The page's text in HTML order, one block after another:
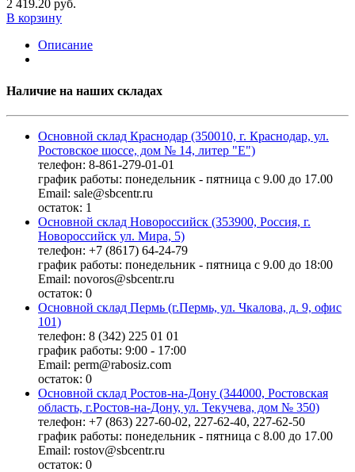
2 419.20 руб.
В корзину
Описание
Наличие на наших складах
Основной склад Краснодар (350010, г. Краснодар, ул.
Ростовское шоссе, дом № 14, литер "Е")
телефон: 8-861-279-01-01
график работы: понедельник - пятница с 9.00 до 17.00
Email: sale@sbcentr.ru
остаток: 1
Основной склад Новороссийск (353900, Россия, г.
Новороссийск ул. Мира, 5)
телефон: +7 (8617) 64-24-79
график работы: понедельник - пятница с 9.00 до 18:00
Email: novoros@sbcentr.ru
остаток: 0
Основной склад Пермь (г.Пермь, ул. Чкалова, д. 9, офис
101)
телефон: 8 (342) 225 01 01
график работы: 9:00 - 17:00
Email: perm@rabosiz.com
остаток: 0
Основной склад Ростов-на-Дону (344000, Ростовская
область, г.Ростов-на-Дону, ул. Текучева, дом № 350)
телефон: +7 (863) 227-60-02, 227-62-40, 227-62-50
график работы: понедельник - пятница с 8.00 до 17.00
Email: rostov@sbcentr.ru
остаток: 0